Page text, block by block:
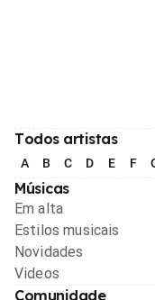
Todos artistas
A B C D E F
Músicas
Em alta
Estilos musicais
Novidades
Videos
Comunidade